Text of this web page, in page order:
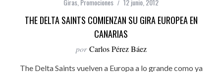
Giras Promociones 12 junio, 2012
THE DELTA SAINTS COMIENZAN SU GIRA EUROPEA EN
CANARIAS
por Carlos Pérez Báez
The Delta Saints vuelven a Europa a lo grande como ya